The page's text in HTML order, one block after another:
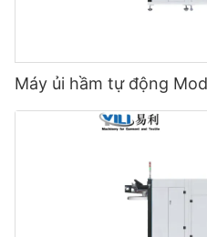
Máy ủi hầm tự động